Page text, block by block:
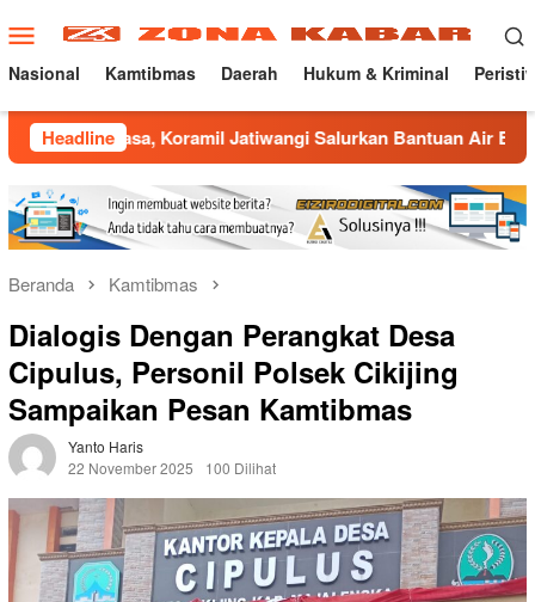
ke
konten
Menu
Mobile
Nasional Kamtibmas Daerah Hukum & Kriminal
Headline
Koramil Jatiwangi Salurkan Bantuan Air Bersih untuk Warga
Beranda Kamtibmas
Dialogis Dengan Perangkat Desa
Cipulus, Personil Polsek Cikijing
Sampaikan Pesan Kamtibmas
Yanto Haris
22 November 2025
100 Dilihat